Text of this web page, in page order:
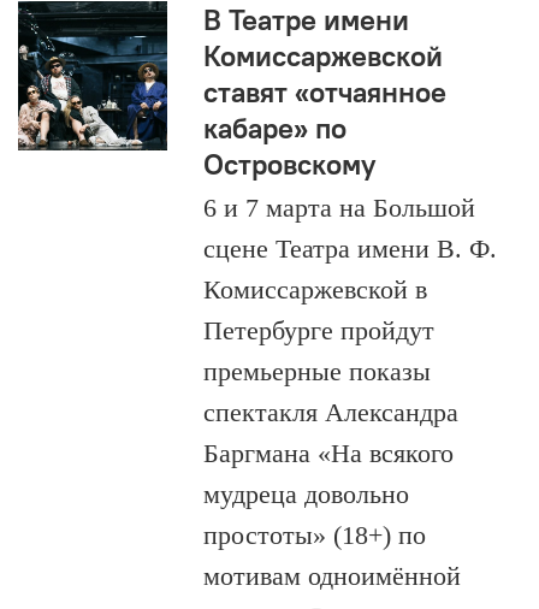
В Театре имени
Комиссаржевской
ставят «отчаянное
кабаре» по
Островскому
6 и 7 марта на Большой
сцене Театра имени В. Ф.
Комиссаржевской в
Петербурге пройдут
премьерные показы
спектакля Александра
Баргмана «На всякого
мудреца довольно
простоты» (18+) по
мотивам одноимённой